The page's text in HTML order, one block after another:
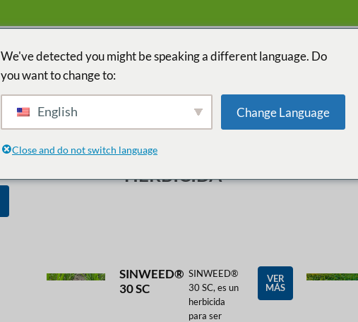
HERBICIDA
SINWEED®
30 SC
SINWEED®
30 SC, es un
herbicida
para ser
VER
MÁS
We've detected you might be speaking a different language. Do
you want to change to:
English Change Language
Close and do not switch language